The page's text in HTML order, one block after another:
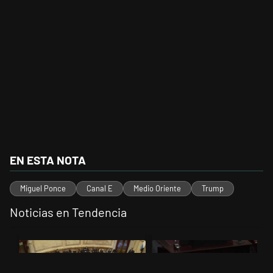
EN ESTA NOTA
Miguel Ponce Canal E Medio Oriente Trump
Noticias en Tendencia
Un artículo de tendencia con el título "El Senado dio media sanción
Un artículo de tendencia con